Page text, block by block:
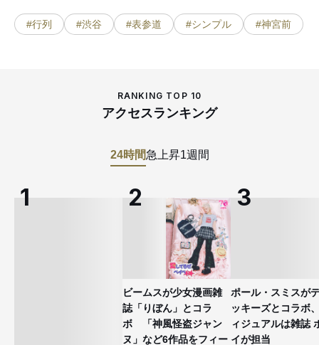
#行列 #渋谷 #表参道 #シンプル #神宮前
RANKING TOP 10
アクセスランキング
24時間急上昇1週間
ビームスが少女漫画雑
誌「りぼん」とコラ
ボ 「神風怪盗ジャン
ヌ」など6作品をフィー
ポール・スミスが
ッキーズとコラボ
ィジュアルは雑誌
イが担当